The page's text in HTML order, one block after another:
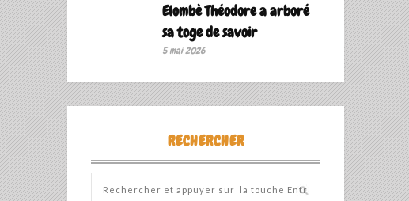
Elombè Théodore a arboré
sa toge de savoir ‎
5 mai 2026
RECHERCHER